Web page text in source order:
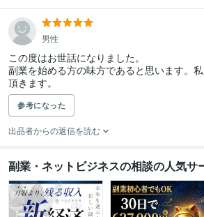
男性
この度はお世話になりました。
副業を始める方の味方であると思います。
頂きます。
参考になった
出品者からの返信を読む
副業・ネットビジネスの相談の人気サ